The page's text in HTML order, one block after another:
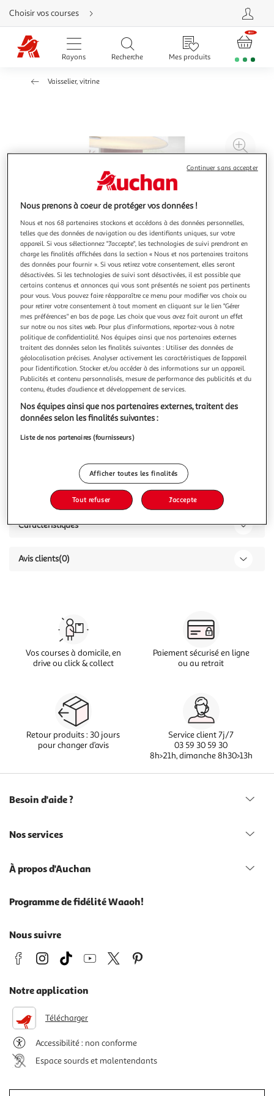
Aller
directement
au
contenu
Aller
directement
Aller
rubrique
Choisir vos courses
Rayons Recherche Mes produits
Vaisselier, vitrine
à
PARIS PRIX
Vitrine led design neo 190cm noir brillant
Informations Techniques : Dimensions : L. 60 x P. 40 x H. 190
cm Matières : Structure : Panneaux de particules stratifiés
Façades : Panneaux de fibres à densité moyenne (MDF)
Arrière : Panneaux de fibres de bois Spécificités : Comporte
1 porte vitrée, 2 tiroirs & 3 étagères en verre avec éclairage
En savoir +
Vous voulez connaître le prix de ce produit ?
Description
Caractéristiques
Avis clients(0)
Vos courses à domicile, en
drive ou click & collect
Paiement sécurisé en ligne
ou au retrait
Retour produits : 30 jours
pour changer d’avis
Service client 7j/7
03 59 30 59 30
8h>21h, dimanche 8h30>13h
Besoin d'aide ?
Nos services
À propos d'Auchan
Programme de fidélité Waaoh!
Nous suivre
Notre application
Télécharger
Accessibilité : non conforme
Espace sourds et malentendants
Nous prenons à coeur de protéger vos données !
Nous et nos 68 partenaires stockons et accédons à des données personnelles,
telles que des données de navigation ou des identifiants uniques, sur votre
appareil. Si vous sélectionnez "J'accepte", les technologies de suivi prendront en
charge les finalités affichées dans la section « Nous et nos partenaires traitons
des données pour fournir ». Si vous retirez votre consentement, elles seront
désactivées. Si les technologies de suivi sont désactivées, il est possible que
certains contenus et annonces qui vous sont présentés ne soient pas pertinents
pour vous. Vous pouvez faire réapparaître ce menu pour modifier vos choix ou
pour retirer votre consentement à tout moment en cliquant sur le lien "Gérer
mes préférences" en bas de page. Les choix que vous avez fait auront un effet
sur notre ou nos sites web. Pour plus d’informations, reportez-vous à notre
politique de confidentialité. Nos équipes ainsi que nos partenaires externes
traitent des données selon les finalités suivantes : Utiliser des données de
géolocalisation précises. Analyser activement les caractéristiques de l’appareil
pour l’identification. Stocker et/ou accéder à des informations sur un appareil.
Publicités et contenu personnalisés, mesure de performance des publicités et du
contenu, études d’audience et développement de services.
Nos équipes ainsi que nos partenaires externes, traitent des
données selon les finalités suivantes :
Liste de nos partenaires (fournisseurs)
Afficher toutes les finalités
Tout refuser J'accepte
Continuer sans accepter